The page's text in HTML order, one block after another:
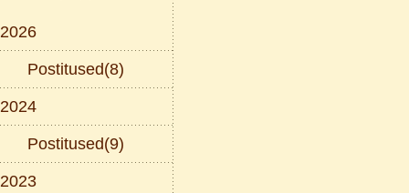
2026
Postitused(8)
2024
Postitused(9)
2023